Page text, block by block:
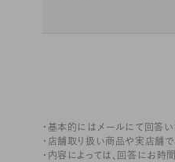
・基本的にはメールにて回答
・店舗取り扱い商品や実店舗
・内容によっては、回答にお時